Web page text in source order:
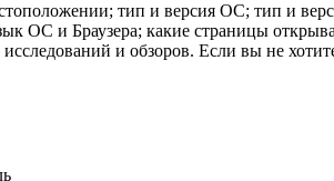
тип и версия ОС; тип и
ОС и Браузера; какие страницы
исследований и обзоров. Если вы не